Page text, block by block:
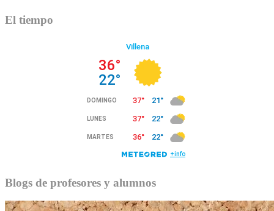
El tiempo
Blogs de profesores y alumnos